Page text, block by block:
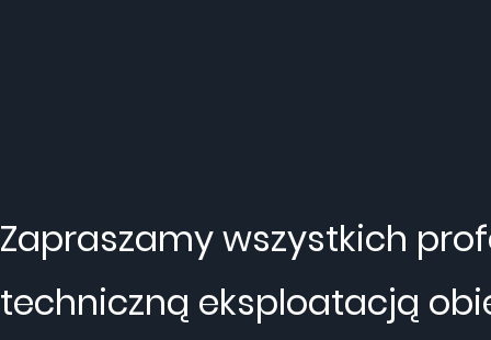
Zapraszamy wszystkich
techniczną eksploatacją